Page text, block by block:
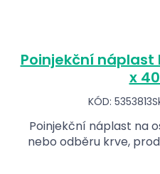
Poinjekční náplast
x
KÓD: 5353813
Poinjekční náplast na
nebo odběru krve,